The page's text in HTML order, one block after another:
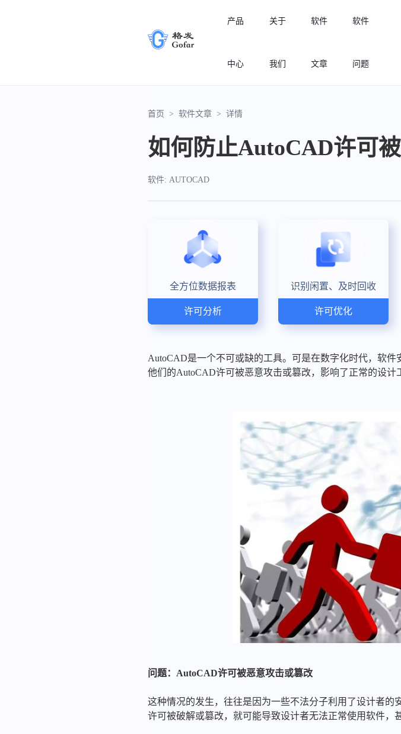
产品
中心
许可分析
实现专业软件许可精细化管理
关于
我们
软件
文章
软件
问题
首页 > 软件文章 > 详情
如何防止AutoCAD许可
软件: AUTOCAD
全方位数据报表
许可分析
识别闲置、及时回收
许可优化
AutoCAD是一个不可或缺的工具。可是在数字化时代，软
他们的AutoCAD许可被恶意攻击或篡改，影响了正常的设计
问题：AutoCAD许可被恶意攻击或篡改
这种情况的发生，往往是因为一些不法分子利用了设计者
许可被破解或篡改，就可能导致设计者无法正常使用软件，